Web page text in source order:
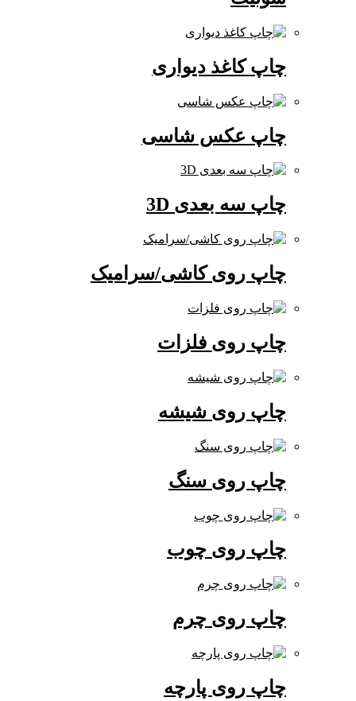
چاپ کاغذ دیواری
چاپ عکس شاسی
چاپ سه بعدی 3D
چاپ روی کاشی/سرامیک
چاپ روی فلزات
چاپ روی شیشه
چاپ روی سنگ
چاپ روی چوب
چاپ روی چرم
چاپ روی پارچه